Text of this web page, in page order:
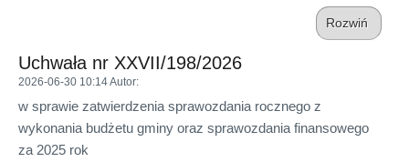
Rozwiń
Uchwała nr XXVII/198/2026
2026-06-30 10:14Autor:
w sprawie zatwierdzenia sprawozdania rocznego z
wykonania budżetu gminy oraz sprawozdania finansowego
za 2025 rok